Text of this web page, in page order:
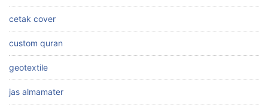
cetak cover
custom quran
geotextile
jas almamater